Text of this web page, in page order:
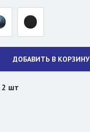
ДОБАВИТЬ В КОРЗИНУ
2 шт